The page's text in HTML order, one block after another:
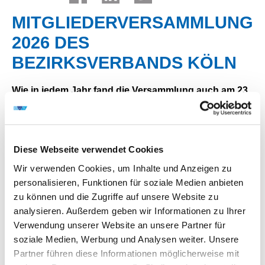
Diese Webseite verwendet Cookies
Wir verwenden Cookies, um Inhalte und Anzeigen zu
personalisieren, Funktionen für soziale Medien anbieten
zu können und die Zugriffe auf unsere Website zu
analysieren. Außerdem geben wir Informationen zu Ihrer
Verwendung unserer Website an unsere Partner für
soziale Medien, Werbung und Analysen weiter. Unsere
Partner führen diese Informationen möglicherweise mit
MITGLIEDERVERSAMMLUNG
2026 DES
BEZIRKSVERBANDS KÖLN
Wie in jedem Jahr fand die Versammlung auch am 23.
April 2026 im idyllisch im Grünen gelegenen „Haus
Der Vorsitzende Christian Töpper begrüßte die rund 30
Jahre DVS-Mitgliedschaft Waggonwerk Brühl GmbH,
vertreten durch Christelle Bidet, 40 Jahre DVS-
Mitgliedschaft Dirk Missbach und 25 Jahre DVS-
Mitgliedschaft Andreas Küster.
Nach den Regularien gemäß Geschäftsordnung und
einigen sehr lebhaften Diskussionen genossen alle
Versammlungsteilnehmer im Restaurant das